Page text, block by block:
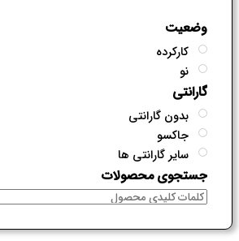
وضعیت
کارکرده
نو
گارانتی
بدون گارانتی
جاکسو
سایر گارانتی ها
جستجوی محصولات